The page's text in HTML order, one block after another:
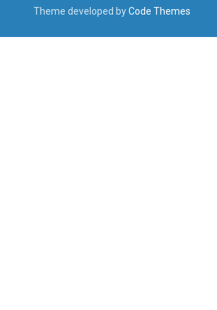
Theme developed byCode Themes